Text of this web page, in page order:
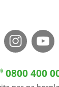
0800 400